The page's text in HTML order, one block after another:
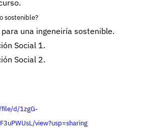
sostenible?
una ingeneiría sostenible.
Social 1.
Social 2.
d/1zgG-
view?usp=sharing